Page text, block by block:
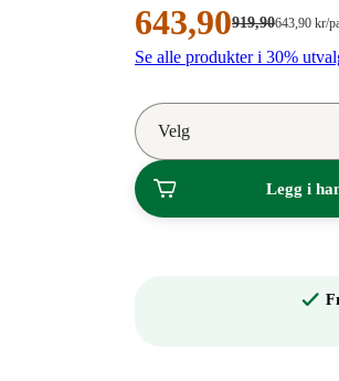
Nåværende
pris:
643,90
kroner.
643,90Førpris:
kroner.
919,90Stykkpris:
kroner.
643,90 kr/
Se alle produkter i 30%
Velg
Legg i